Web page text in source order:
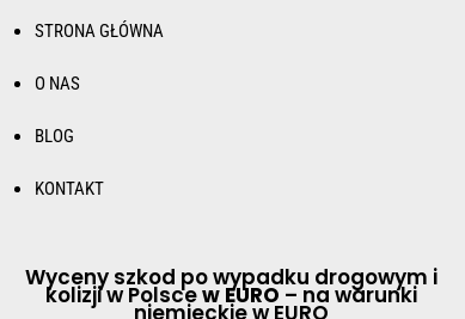
STRONA GŁÓWNA
O NAS
BLOG
KONTAKT
Wyceny szkod po wypadku drogowym i
kolizji w Polscew EURO – na warunki